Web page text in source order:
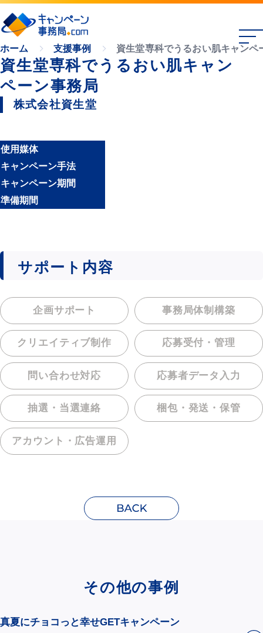
ホーム 支援事例 資生堂専科でうるおい肌キャンペ
資生堂専科でうるおい肌キャン
ペーン事務局
株式会社資生堂
使用媒体
キャンペーン手法
キャンペーン期間
準備期間
サポート内容
企画サポート 事務局体制構築
クリエイティブ制作 応募受付・管理
問い合わせ対応 応募者データ入力
抽選・当選連絡 梱包・発送・保管
アカウント・ 広告運用
その他の事例
真夏にチョコっと幸せGETキャンペーン